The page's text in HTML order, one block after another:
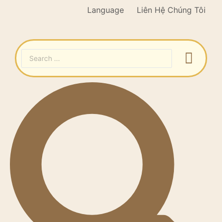
Language Liên Hệ Chúng Tôi